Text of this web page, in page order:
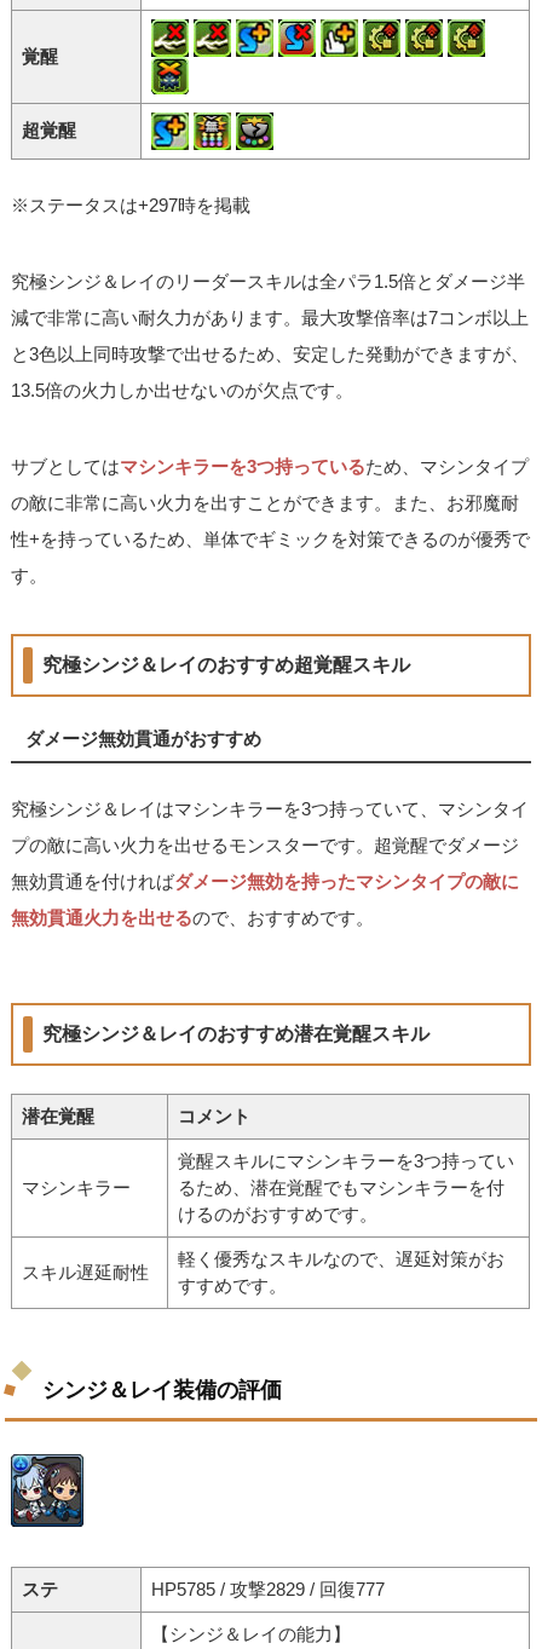
覚醒
超覚醒
※ステータスは+297時を掲載
究極シンジ＆レイのリーダースキルは全パラ1.5倍とダメージ半
減で非常に高い耐久力があります。最大攻撃倍率は7コンボ以上
と3色以上同時攻撃で出せるため、安定した発動ができますが、
13.5倍の火力しか出せないのが欠点です。
サブとしてはマシンキラーを3つ持っているため、マシンタイプ
の敵に非常に高い火力を出すことができます。また、お邪魔耐
性+を持っているため、単体でギミックを対策できるのが優秀で
す。
究極シンジ＆レイのおすすめ超覚醒スキル
ダメージ無効貫通がおすすめ
究極シンジ＆レイはマシンキラーを3つ持っていて、マシンタイ
プの敵に高い火力を出せるモンスターです。超覚醒でダメージ
無効貫通を付ければダメージ無効を持ったマシンタイプの敵に
無効貫通火力を出せるので、おすすめです。
究極シンジ＆レイのおすすめ潜在覚醒スキル
潜在覚醒 コメント
マシンキラー
覚醒スキルにマシンキラーを3つ持ってい
るため、潜在覚醒でもマシンキラーを付
けるのがおすすめです。
スキル遅延耐性
軽く優秀なスキルなので、遅延対策がお
すすめです。
シンジ＆レイ装備の評価
ステ HP5785 / 攻撃2829 / 回復777
【シンジ＆レイの能力】